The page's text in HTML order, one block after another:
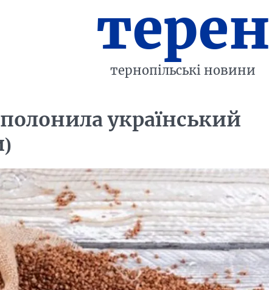
терен
тернопільські новини
український